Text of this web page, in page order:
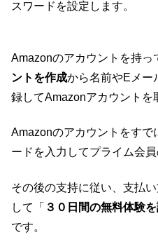
スワードを設定します。
Amazonのアカウントを持っ
ントを作成から名前やEメー
録してAmazonアカウントを
Amazonのアカウントをすで
ードを入力してプライム会員
その後の支持に従い、支払
して「 ３０日間の無料体験
です。